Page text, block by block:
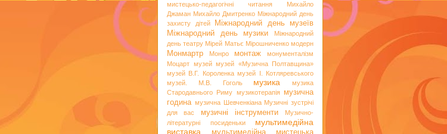
мистецько-педагогічні читання
Михайло
Джаман Михайло Дмитренко Міжнародний день
захисту дітей
Міжнародний день музеїв
Міжнародний день музики
Міжнародний
день театру Мірей Матьє Мірошниченко модерн
Монмартр Монро монтаж
монументалізм
Моцарт музей музей «Музична Полтавщина»
музей В.Г. Короленка музей І. Котляревського
музей. М.В. Гоголь
музика
музика
Стародавнього Риму музикотерапія
музична
година музична Шевченкіана Музичні зустрічі
для вас
музичні інструменти
Музично-
літературні посиденьки
мультимедійна
виставка
мультимедійна мистецька